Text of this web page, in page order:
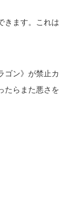
きます。これは
ゴン》が禁止カ
たらまた悪さを